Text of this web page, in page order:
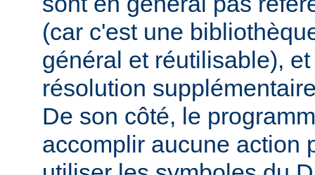
(car c'est une
général et réutilisable),
résolution
De son côté, le
accomplir aucune action